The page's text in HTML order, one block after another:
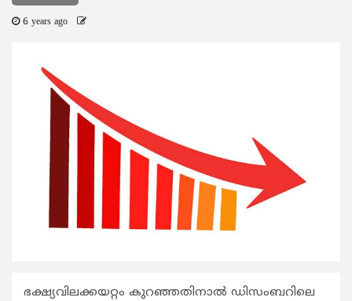
6 years ago
ഭക്ഷ്യവിലക്കയറ്റം കുറഞ്ഞതിനാൽ ഡിസംബറിലെ